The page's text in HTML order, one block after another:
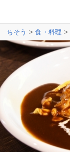
ちそう >食・料理 >